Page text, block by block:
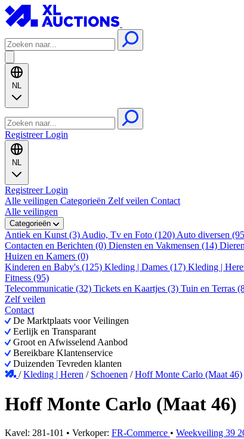
NL
RegistreerLogin
NL
RegistreerLogin
Alle veilingen Categorieën Zelf veilen Contact
Alle veilingen
Categorieën
Antiek en Kunst (3) Audio, Tv en Foto (120) Auto diversen
Contacten en Berichten (0) Diensten en Vakmensen (14)
Huizen en Kamers (0)
Kinderen en Baby's (125) Kleding | Dames (17) Kleding |
Fitness (95)
Telecommunicatie (32) Tickets en Kaartjes (3) Tuin en Terras
Zelf veilen
Contact
De Marktplaats voor Veilingen
Eerlijk en Transparant
Groot en Afwisselend Aanbod
Bereikbare Klantenservice
Duizenden Tevreden klanten
/Kleding | Heren / Schoenen /Hoff Monte Carlo (Maat 46)
Hoff Monte Carlo (Maat 46)
Kavel: 281-101 • Verkoper: FR-Commerce • Weekveiling 39